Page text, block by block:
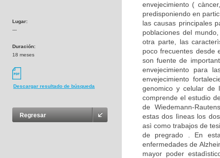
Lugar:
---
Duración:
18 meses
Descargar resultado de búsqueda
Regresar
envejecimiento (
predisponiendo en
las causas principales
poblaciones del
otra parte, las
poco frecuentes desde
son fuente de
envejecimiento para
envejecimiento
genomico y celular de
comprende el estudio
de Wiedemann-
estas dos lìneas los
asì como trabajos de
de pregrado . En
enfermedades de
mayor poder